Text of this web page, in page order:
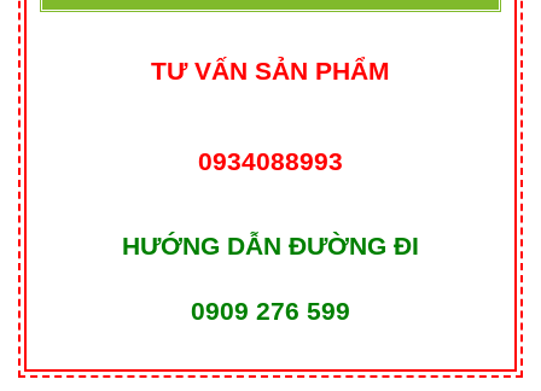
TƯ VẤN SẢN PHẨM
0934088993
HƯỚNG DẪN ĐƯỜNG ĐI
0909 276 599